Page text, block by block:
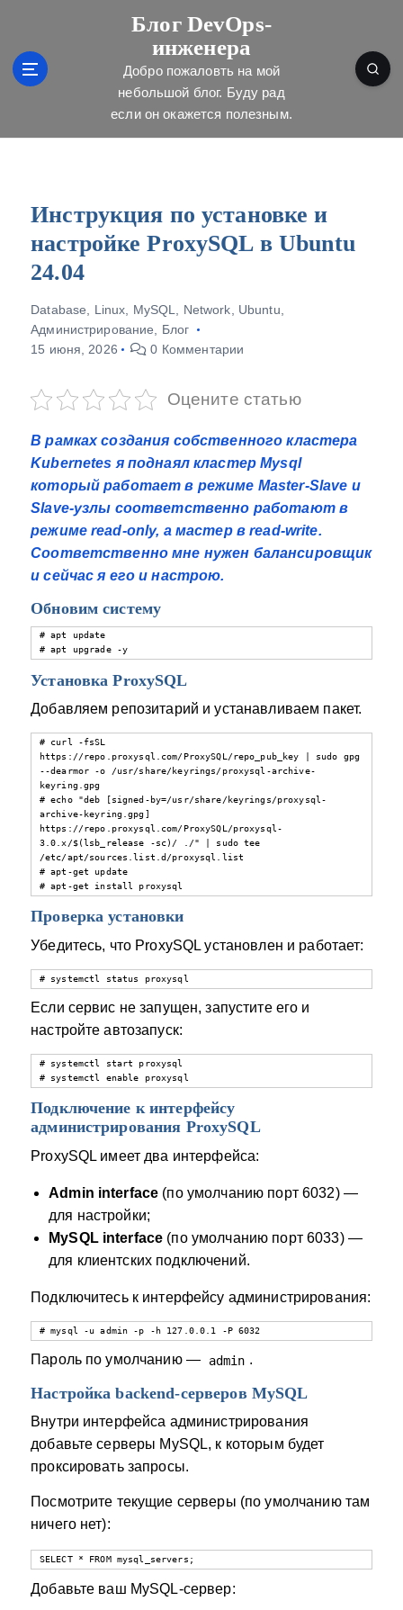
Блог DevOps-
инженера
Добро пожаловть на мой
небольшой блог. Буду рад
если он окажется полезным.
Инструкция по установке и
настройке ProxySQL в Ubuntu
24.04
Database, Linux, MySQL, Network, Ubuntu,
Администрирование, Блог
15 июня, 2026
0 Комментарии
Оцените статью
В рамках создания собственного кластера
Kubernetes я поднаял кластер Mysql
который работает в режиме Master-Slave и
Slave-узлы соответственно работают в
режиме read-only, а мастер в read-write.
Соответственно мне нужен балансировщик
и cейчас я его и настрою.
Обновим систему
# apt update
# apt upgrade -y
Установка ProxySQL
Добавляем репозитарий и устанавливаем пакет.
# curl -fsSL
https://repo.proxysql.com/ProxySQL/repo_pub_key | sudo gpg
--dearmor -o /usr/share/keyrings/proxysql-archive-
keyring.gpg
# echo "deb [signed-by=/usr/share/keyrings/proxysql-
archive-keyring.gpg]
https://repo.proxysql.com/ProxySQL/proxysql-
3.0.x/$(lsb_release -sc)/ ./" | sudo tee
/etc/apt/sources.list.d/proxysql.list
# apt-get update
# apt-get install proxysql
Проверка установки
Убедитесь, что ProxySQL установлен и работает:
# systemctl status proxysql
Если сервис не запущен, запустите его и
настройте автозапуск:
# systemctl start proxysql
# systemctl enable proxysql
Подключение к интерфейсу
администрирования ProxySQL
ProxySQL имеет два интерфейса:
Admin interface (по умолчанию порт 6032) —
для настройки;
MySQL interface (по умолчанию порт 6033) —
для клиентских подключений.
Подключитесь к интерфейсу администрирования:
# mysql -u admin -p -h 127.0.0.1 -P 6032
Пароль по умолчанию — admin .
Настройка backend-серверов MySQL
Внутри интерфейса администрирования
добавьте серверы MySQL, к которым будет
проксировать запросы.
Посмотрите текущие серверы (по умолчанию там
ничего нет):
SELECT * FROM mysql_servers;
Добавьте ваш MySQL-сервер: